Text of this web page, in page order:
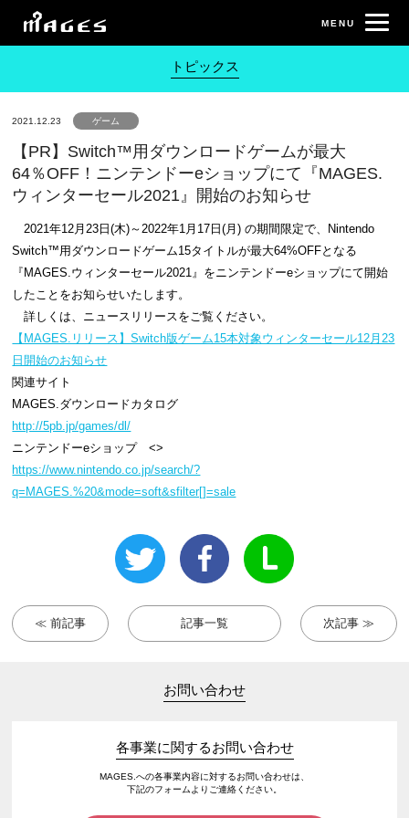
トピックス
2021.12.23 ゲーム
【PR】Switch™用ダウンロードゲームが最大
64％OFF！ニンテンドーeショップにて『MAGES.
ウィンターセール2021』開始のお知らせ
2021年12月23日(木)～2022年1月17日(月) の期間限定で、Nintendo
Switch™用ダウンロードゲーム15タイトルが最大64%OFFとなる
『MAGES.ウィンターセール2021』をニンテンドーeショップにて開始
したことをお知らせいたします。
詳しくは、ニュースリリースをご覧ください。
【MAGES.リリース】Switch版ゲーム15本対象ウィンターセール12月23
日開始のお知らせ
関連サイト
MAGES.ダウンロードカタログ
http://5pb.jp/games/dl/
ニンテンドーeショップ <>
https://www.nintendo.co.jp/search/?
q=MAGES.%20&mode=soft&sfilter[]=sale
≪ 前記事 記事一覧 次記事 ≫
お問い合わせ
各事業に関するお問い合わせ
MAGES.への各事業内容に対するお問い合わせは、
下記のフォームよりご連絡ください。